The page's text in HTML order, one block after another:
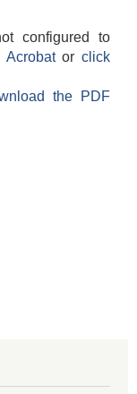
configured to
Acrobatorclick
the PDF